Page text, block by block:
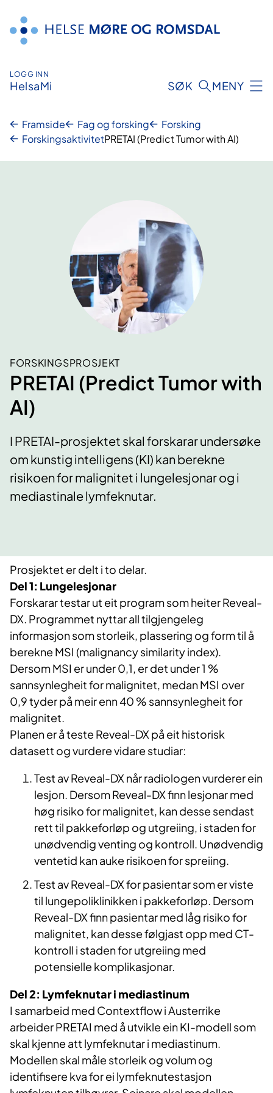
innhald
LOGG INN
HelsaMi SØK MENY
Framside Fag og forsking
Forsking
ForskingsaktivitetPRETAI (Predict Tumor with AI)
FORSKINGSPROSJEKT
PRETAI (Predict Tumor with
AI)
I PRETAI-prosjektet skal forskarar undersøke
om kunstig intelligens (KI) kan berekne
risikoen for malignitet i lungelesjonar og i
mediastinale lymfeknutar.
Prosjektet er delt i to delar.
Del 1: Lungelesjonar
Forskarar testar ut eit program som heiter Reveal-
DX. Programmet nyttar all tilgjengeleg
informasjon som storleik, plassering og form til å
berekne MSI (malignancy similarity index).
Dersom MSI er under 0,1, er det under 1 %
sannsynlegheit for malignitet, medan MSI over
0,9 tyder på meir enn 40 % sannsynlegheit for
malignitet.
Planen er å teste Reveal-DX på eit historisk
datasett og vurdere vidare studiar:
Test av Reveal-DX når radiologen vurderer ein
lesjon. Dersom Reveal-DX finn lesjonar med
høg risiko for malignitet, kan desse sendast
rett til pakkeforløp og utgreiing, i staden for
unødvendig venting og kontroll. Unødvendig
ventetid kan auke risikoen for spreiing.
Test av Reveal-DX for pasientar som er viste
til lungepoliklinikken i pakkeforløp. Dersom
Reveal-DX finn pasientar med låg risiko for
malignitet, kan desse følgjast opp med CT-
kontroll i staden for utgreiing med
potensielle komplikasjonar.
Del 2: Lymfeknutar i mediastinum
I samarbeid med Contextflow i Austerrike
arbeider PRETAI med å utvikle ein KI-modell som
skal kjenne att lymfeknutar i mediastinum.
Modellen skal måle storleik og volum og
identifisere kva for ei lymfeknutestasjon